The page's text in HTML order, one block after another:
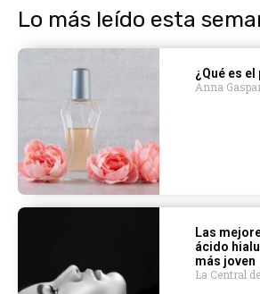
Lo más leído esta
¿Qué es
Anna
Las
ácido
más joven
La Central